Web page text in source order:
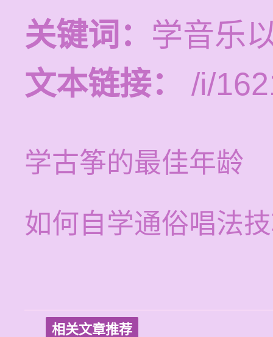
关键词： 学音乐
文本链接：
/i/
学古筝的最佳年龄
如何自学通俗唱法
相关文章推荐